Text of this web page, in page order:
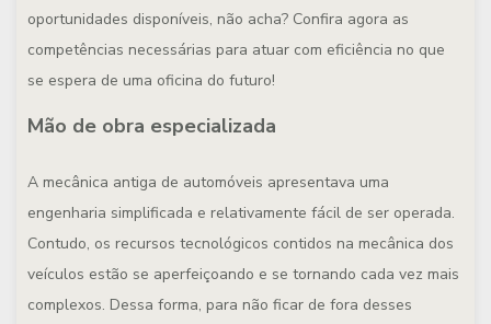
oportunidades disponíveis, não acha? Confira agora as
competências necessárias para atuar com eficiência no que
se espera de uma oficina do futuro!
Mão de obra especializada
A mecânica antiga de automóveis apresentava uma
engenharia simplificada e relativamente fácil de ser operada.
Contudo, os recursos tecnológicos contidos na mecânica dos
veículos estão se aperfeiçoando e se tornando cada vez mais
complexos. Dessa forma, para não ficar de fora desses